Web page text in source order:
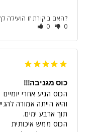
האם ביקורת זו הועילה לך?
0
0
כוס מגניבה!!!
הכוס הגיע אחרי יומיים
הכוס ממש איכותית